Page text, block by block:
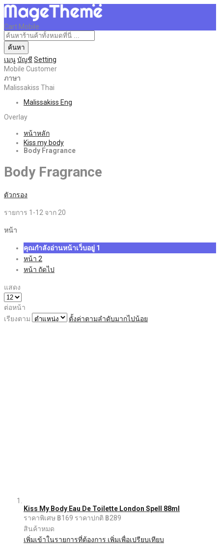
Cart Mobile
ค้นหา
เมนูบัญชี Setting
Mobile Customer
ภาษา
Malissakiss Thai
Malissakiss Eng
Overlay
หน้าหลัก
Kiss my body
Body Fragrance
Body Fragrance
ตัวกรอง
รายการ 1 -12 จาก 20
หน้า
คุณกำลังอ่านหน้าเว็บอยู่ 1
หน้า 2
หน้า ถัดไป
แสดง
ต่อหน้า
เรียงตาม
ตั้งค่าตามลำดับมากไปน้อย
Kiss My Body Eau De Toilette London Spell 88ml
ราคาพิเศษ ฿169 ราคาปกติ ฿289
สินค้าหมด
เพิ่มเข้าในรายการที่ต้องการ เพิ่มเพื่อเปรียบเทียบ